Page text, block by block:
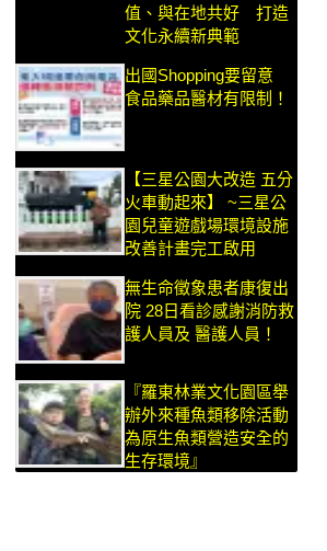
值、與在地共好 打造
文化永續新典範
出國Shopping要留意
食品藥品醫材有限制！
【三星公園大改造 五分
火車動起來】 ~三星公
園兒童遊戲場環境設施
改善計畫完工啟用
無生命徵象患者康復出
院 28日看診感謝消防救
護人員及 醫護人員！
『羅東林業文化園區舉
辦外來種魚類移除活動
為原生魚類營造安全的
生存環境』